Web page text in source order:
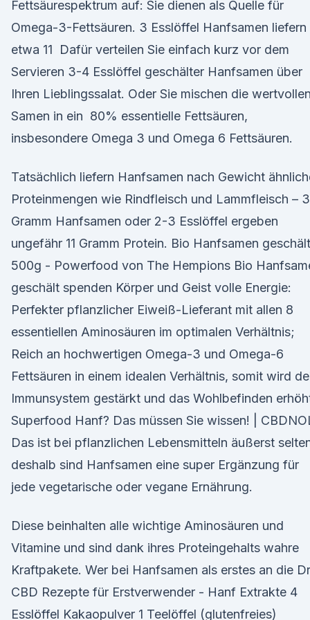
Fettsäurespektrum auf: Sie dienen als Quelle für
Omega-3-Fettsäuren. 3 Esslöffel Hanfsamen liefern
etwa 11 Dafür verteilen Sie einfach kurz vor dem
Servieren 3-4 Esslöffel geschälter Hanfsamen über
Ihren Lieblingssalat. Oder Sie mischen die wertvollen
Samen in ein 80% essentielle Fettsäuren,
insbesondere Omega 3 und Omega 6 Fettsäuren.
Tatsächlich liefern Hanfsamen nach Gewicht
Proteinmengen wie Rindfleisch und Lammfleisch –
Gramm Hanfsamen oder 2-3 Esslöffel ergeben
ungefähr 11 Gramm Protein. Bio Hanfsamen
500g - Powerfood von The Hempions Bio
geschält spenden Körper und Geist volle Energie:
Perfekter pflanzlicher Eiweiß-Lieferant mit allen 8
essentiellen Aminosäuren im optimalen Verhältnis;
Reich an hochwertigen Omega-3 und Omega-6
Fettsäuren in einem idealen Verhältnis, somit wird
Immunsystem gestärkt und das Wohlbefinden
Superfood Hanf? Das müssen Sie wissen! |
Das ist bei pflanzlichen Lebensmitteln äußerst
deshalb sind Hanfsamen eine super Ergänzung für
jede vegetarische oder vegane Ernährung.
Diese beinhalten alle wichtige Aminosäuren und
Vitamine und sind dank ihres Proteingehalts wahre
Kraftpakete. Wer bei Hanfsamen als erstes an die
CBD Rezepte für Erstverwender - Hanf Extrakte 4
Esslöffel Kakaopulver 1 Teelöffel (glutenfreies)